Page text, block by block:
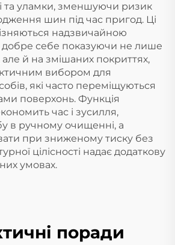
та уламки, зменшуючи ризик
шин під час пригод. Ці
надзвичайною
добре себе показуючи не лише
але й на змішаних покриттях,
вибором для
які часто переміщуються
поверхонь. Функція
час і зусилля,
в ручному очищенні, а
при зниженому тиску без
цілісності надає додаткову
умовах.
поради